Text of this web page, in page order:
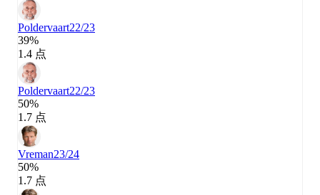
Poldervaart22/23
39%
1.4 点
Poldervaart22/23
50%
1.7 点
Vreman23/24
50%
1.7 点